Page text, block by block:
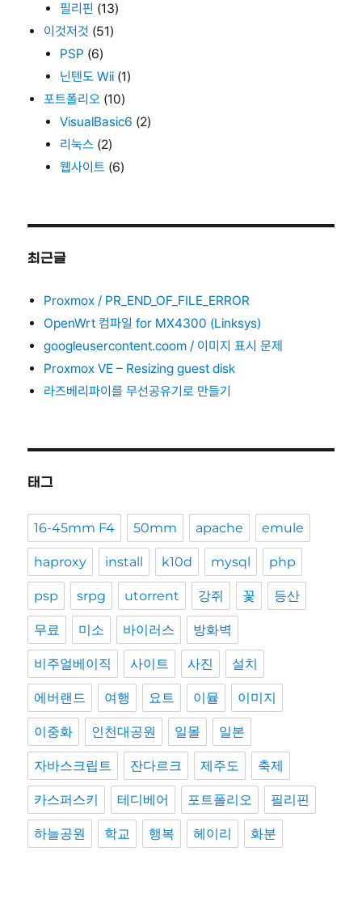
필리핀 (13)
이것저것 (51)
PSP (6)
닌텐도 Wii (1)
포트폴리오 (10)
VisualBasic6 (2)
리눅스 (2)
웹사이트 (6)
최근글
Proxmox / PR_END_OF_FILE_ERROR
OpenWrt 컴파일 for MX4300 (Linksys)
googleusercontent.coom / 이미지 표시 문제
Proxmox VE – Resizing guest disk
라즈베리파이를 무선공유기로 만들기
태그
16-45mm F4 50mm apache emule
haproxy install k10d mysql php
psp srpg utorrent 강쥐 꽃 등산
무료 미소 바이러스 방화벽
비주얼베이직 사이트 사진 설치
에버랜드 여행 요트 이뮬 이미지
이중화 인천대공원 일몰 일본
자바스크립트 잔다르크 제주도 축제
카스퍼스키 테디베어 포트폴리오 필리핀
하늘공원 학교 행복 헤이리 화분